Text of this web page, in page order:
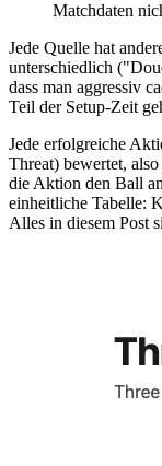
Matchdaten
Jede Quelle hat
unterschiedlich
dass man aggressiv
Teil der Setup-Zeit
Jede erfolgreiche
Threat) bewertet,
die Aktion den Ball
einheitliche Tabelle:
Alles in diesem Post